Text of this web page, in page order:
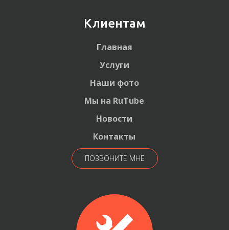
Клиентам
Главная
Услуги
Наши фото
Мы на RuTube
Новости
Контакты
ПОЗВОНИТЕ МНЕ